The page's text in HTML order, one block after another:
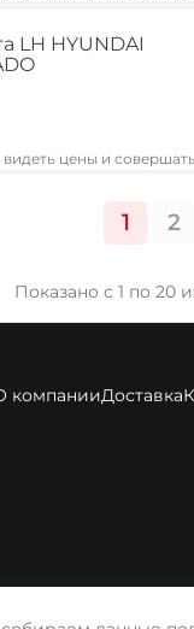
LH HYUNDAI
цены и
1 2
Показано с 1 по 20
компанииДоставка